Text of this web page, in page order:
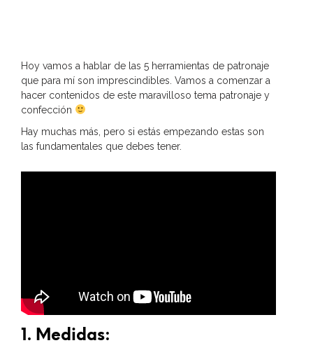
Hoy vamos a hablar de las 5 herramientas de patronaje
que para mí son imprescindibles. Vamos a comenzar a
hacer contenidos de este maravilloso tema patronaje y
confección
Hay muchas más, pero si estás empezando estas son
las fundamentales que debes tener.
1. Medidas: